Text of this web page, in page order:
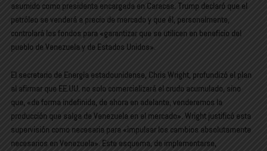
asumido como presidenta encargada en Caracas. Trump declaró que el
petróleo se venderá a precio de mercado y que él, personalmente,
controlará los fondos para «garantizar que se utilicen en beneficio del
pueblo de Venezuela y de Estados Unidos».
El secretario de Energía estadounidense, Chris Wright, profundizó el plan
al afirmar que EE.UU. no solo comercializará el crudo acumulado, sino
que, «de forma indefinida, de ahora en adelante, venderemos la
producción que salga de Venezuela en el mercado». Wright justificó esta
supervisión como necesaria para «impulsar los cambios absolutamente
necesarios en Venezuela». Este esquema, de implementarse,